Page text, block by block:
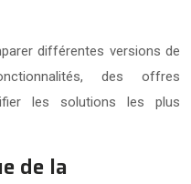
différentes versions de
des offres
les solutions les plus
de la